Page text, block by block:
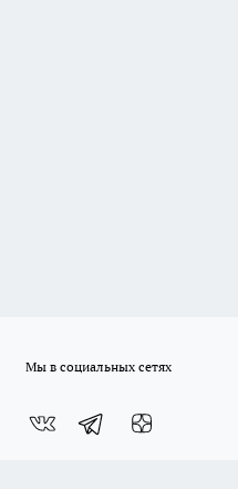
Мы в социальных сетях